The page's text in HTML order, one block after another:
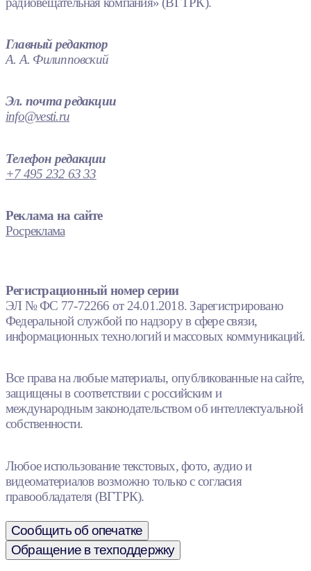
Главный редактор
А. А. Филипповский
Эл. почта редакции
info@vesti.ru
Телефон редакции
+7 495 232 63 33
Реклама на сайте
Росреклама
Регистрационный номер серии
ЭЛ № ФС 77-72266 от 24.01.2018. Зарегистрировано
Федеральной службой по надзору в сфере связи,
информационных технологий и массовых коммуникаций.
Все права на любые материалы, опубликованные на сайте,
защищены в соответствии с российским и
международным законодательством об интеллектуальной
собственности.
Любое использование текстовых, фото, аудио и
видеоматериалов возможно только с согласия
правообладателя (ВГТРК).
Сообщить об опечатке
Обращение в техподдержку